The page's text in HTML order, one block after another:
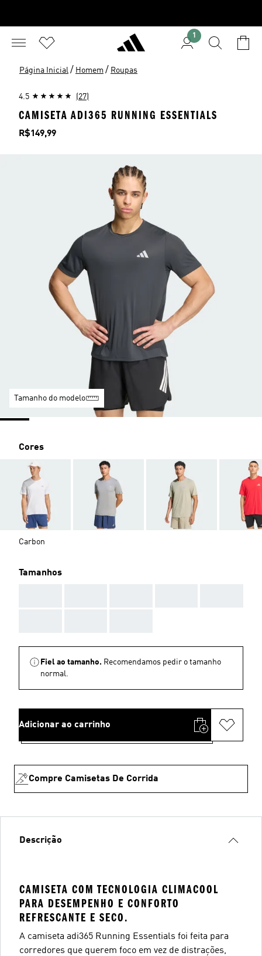
1
Página Inicial / Homem / Roupas
4.5 (27)
CAMISETA ADI365 RUNNING ESSENTIALS
Preço
R$149,99
Tamanho do modelo
Cores
Carbon
Tamanhos
Fiel ao tamanho. Recomendamos pedir o tamanho
normal.
Adicionar ao carrinho
Compre Camisetas De Corrida
Descrição
CAMISETA COM TECNOLOGIA CLIMACOOL
PARA DESEMPENHO E CONFORTO
REFRESCANTE E SECO.
A camiseta adi365 Running Essentials foi feita para
corredores que querem foco em vez de distrações,